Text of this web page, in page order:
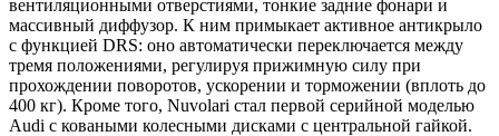
вентиляционными отверстиями, тонкие задние фонари и
массивный диффузор. К ним примыкает активное антикрыло
с функцией DRS: оно автоматически переключается между
тремя положениями, регулируя прижимную силу при
прохождении поворотов, ускорении и торможении (вплоть до
400 кг). Кроме того, Nuvolari стал первой серийной моделью
Audi с коваными колесными дисками с центральной гайкой.